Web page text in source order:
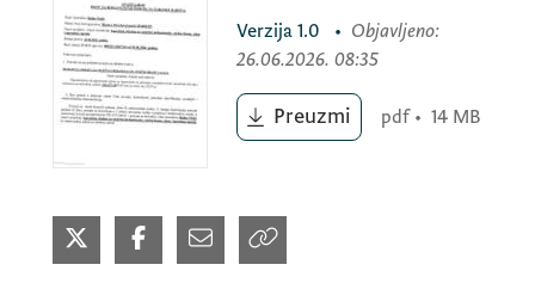
Mjesto otvaranja ponuda: Agencija za
plaćanja u poljoprivredi, ruralnom razvoju i
ribarstvu, Poslovni centar Kruševac br.70
Rimski trg, Podgorica
Verzija 1.0 • Objavljeno:
26.06.2026. 08:35
Preuzmi pdf • 14 MB